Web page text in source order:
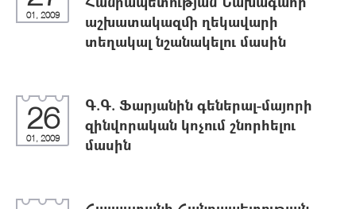
01, 2009
աշխատակազմի ղեկավարի
տեղակալ նշանակելու մասին
26
01, 2009
Գ.Գ. Ֆարյանին գեներալ-մայորի
զինվորական կոչում շնորհելու
մասին